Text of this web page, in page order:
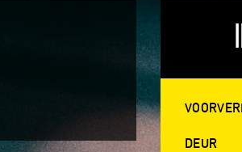
DEUR